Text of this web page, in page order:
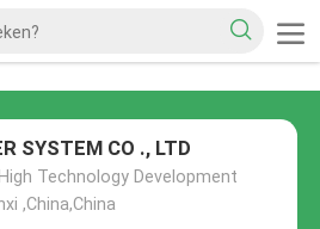
SYSTEM CO ., LTD
Technology Development
,China,China